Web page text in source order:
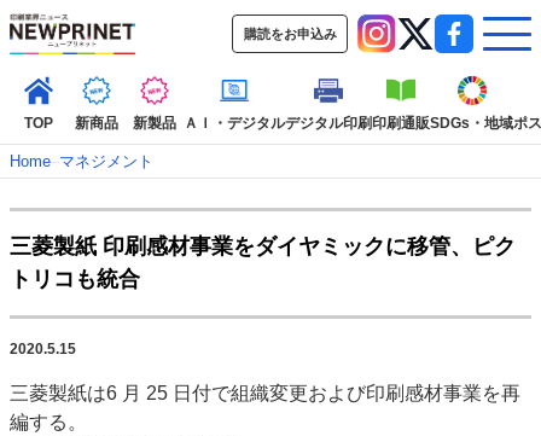
購読をお申込み
TOP 新商品 新製品 ＡＩ・デジタルデジタル印刷印刷通販SDGs・地域ポ
TOP
新着記事
インタビュー
SDGs・地域
Home–マネジメント
三菱製紙 印刷感材事業をダイヤミックに移管、ピク
トリコも統合
2020.5.15
三菱製紙は6 月 25 日付で組織変更および印刷感材事業を再
編する。